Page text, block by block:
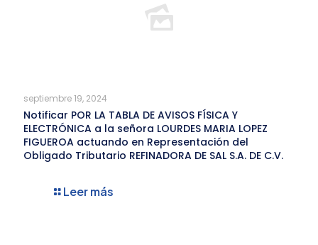
septiembre 19, 2024
Notificar POR LA TABLA DE AVISOS FÍSICA Y
ELECTRÓNICA a la señora LOURDES MARIA LOPEZ
FIGUEROA actuando en Representación del
Obligado Tributario REFINADORA DE SAL S.A. DE C.V.
Leer más